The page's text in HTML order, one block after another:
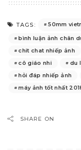
TAGS: 50mm
bình luận ảnh chân
chit chat nhiếp ảnh
cô giáo nhi
du
hỏi đáp nhiếp ảnh
máy ảnh tốt nhất
SHARE ON